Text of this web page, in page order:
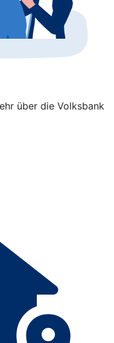
über die Volksbank